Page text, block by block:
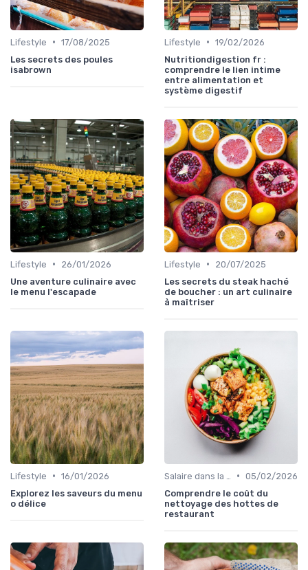
Lifestyle • 17/08/2025
Les secrets des poules
isabrown
Lifestyle • 19/02/2026
Nutritiondigestion fr :
comprendre le lien intime
entre alimentation et
système digestif
Lifestyle •
26/01/2026
Une aventure culinaire avec
le menu l'escapade
Lifestyle •
20/07/2025
Les secrets du steak haché
de boucher : un art culinaire
à maîtriser
Lifestyle • 16/01/2026
Explorez les saveurs du menu
o délice
• 05/02/2026
Comprendre le coût du
nettoyage des hottes de
restaurant